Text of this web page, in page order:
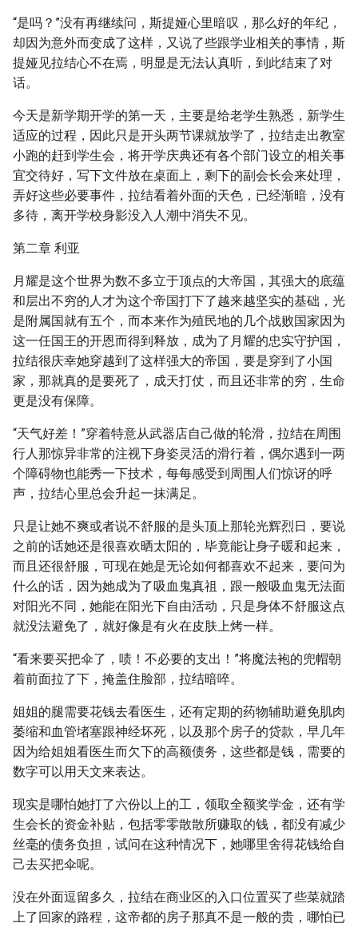
“是吗？”没有再继续问，斯提娅心里暗叹，那么好的年纪，
却因为意外而变成了这样，又说了些跟学业相关的事情，斯
提娅见拉结心不在焉，明显是无法认真听，到此结束了对
话。
今天是新学期开学的第一天，主要是给老学生熟悉，新学生
适应的过程，因此只是开头两节课就放学了，拉结走出教室
小跑的赶到学生会，将开学庆典还有各个部门设立的相关事
宜交待好，写下文件放在桌面上，剩下的副会长会来处理，
弄好这些必要事件，拉结看着外面的天色，已经渐暗，没有
多待，离开学校身影没入人潮中消失不见。
第二章 利亚
月耀是这个世界为数不多立于顶点的大帝国，其强大的底蕴
和层出不穷的人才为这个帝国打下了越来越坚实的基础，光
是附属国就有五个，而本来作为殖民地的几个战败国家因为
这一任国王的开恩而得到释放，成为了月耀的忠实守护国，
拉结很庆幸她穿越到了这样强大的帝国，要是穿到了小国
家，那就真的是要死了，成天打仗，而且还非常的穷，生命
更是没有保障。
“天气好差！”穿着特意从武器店自己做的轮滑，拉结在周围
行人那惊异非常的注视下身姿灵活的滑行着，偶尔遇到一两
个障碍物也能秀一下技术，每每感受到周围人们惊讶的呼
声，拉结心里总会升起一抹满足。
只是让她不爽或者说不舒服的是头顶上那轮光辉烈日，要说
之前的话她还是很喜欢晒太阳的，毕竟能让身子暖和起来，
而且还很舒服，可现在她是无论如何都喜欢不起来，要问为
什么的话，因为她成为了吸血鬼真祖，跟一般吸血鬼无法面
对阳光不同，她能在阳光下自由活动，只是身体不舒服这点
就没法避免了，就好像是有火在皮肤上烤一样。
“看来要买把伞了，啧！不必要的支出！”将魔法袍的兜帽朝
着前面拉了下，掩盖住脸部，拉结暗啐。
姐姐的腿需要花钱去看医生，还有定期的药物辅助避免肌肉
萎缩和血管堵塞跟神经坏死，以及那个房子的贷款，早几年
因为给姐姐看医生而欠下的高额债务，这些都是钱，需要的
数字可以用天文来表达。
现实是哪怕她打了六份以上的工，领取全额奖学金，还有学
生会长的资金补贴，包括零零散散所赚取的钱，都没有减少
丝毫的债务负担，试问在这种情况下，她哪里舍得花钱给自
己去买把伞呢。
没在外面逗留多久，拉结在商业区的入口位置买了些菜就踏
上了回家的路程，这帝都的房子那真不是一般的贵，哪怕已